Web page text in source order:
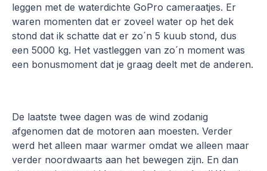
leggen met de waterdichte GoPro cameraatjes. Er
waren momenten dat er zoveel water op het dek
stond dat ik schatte dat er zo´n 5 kuub stond, dus
een 5000 kg. Het vastleggen van zo´n moment was
een bonusmoment dat je graag deelt met de anderen.
De laatste twee dagen was de wind zodanig
afgenomen dat de motoren aan moesten. Verder
werd het alleen maar warmer omdat we alleen maar
verder noordwaarts aan het bewegen zijn. En dan